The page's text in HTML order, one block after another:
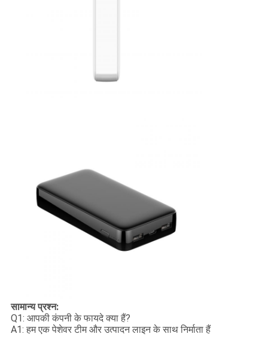
सामान्य प्रश्न:
Q1: आपकी कंपनी के फायदे क्या हैं?
A1: हम एक पेशेवर टीम और उत्पादन लाइन के साथ निर्माता हैं